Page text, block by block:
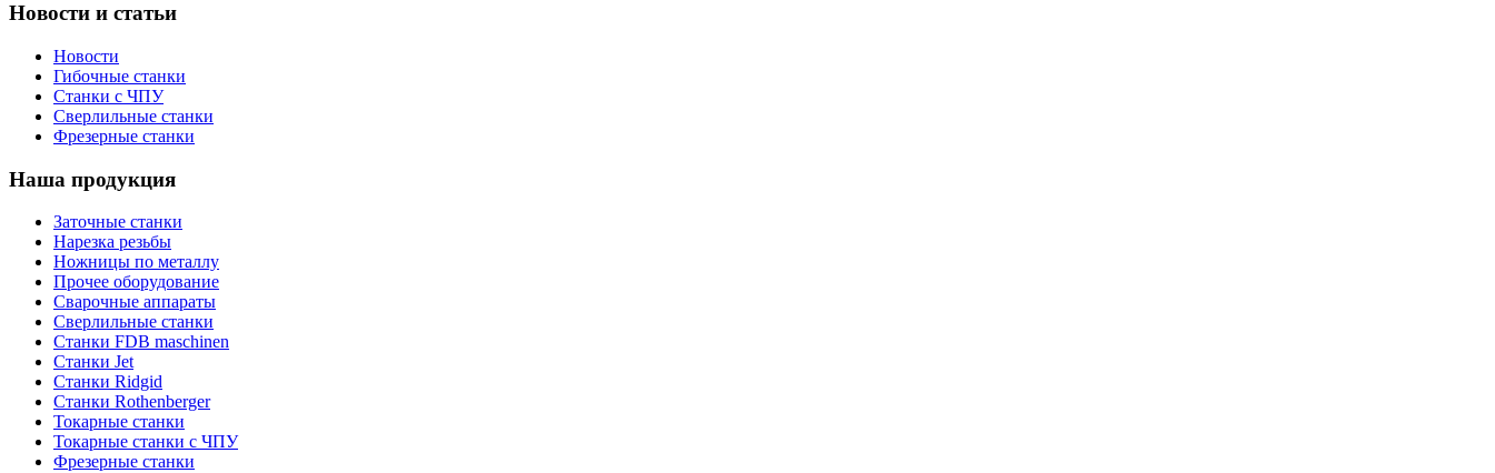
Новости и статьи
Новости
Гибочные станки
Станки с ЧПУ
Сверлильные станки
Фрезерные станки
Наша продукция
Заточные станки
Нарезка резьбы
Ножницы по металлу
Прочее оборудование
Сварочные аппараты
Сверлильные станки
Станки FDB maschinen
Станки Jet
Станки Ridgid
Станки Rothenberger
Токарные станки
Токарные станки с ЧПУ
Фрезерные станки